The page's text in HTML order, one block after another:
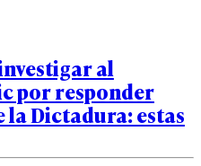
al
por responder
Dictadura: estas